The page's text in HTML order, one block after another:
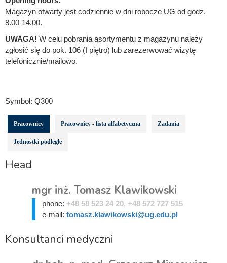
Magazyn otwarty jest codziennie w dni robocze UG od godz.
8.00-14.00.
UWAGA! W celu pobrania asortymentu z magazynu należy
zgłosić się do pok. 106 (I piętro) lub zarezerwować wizytę
telefonicznie/mailowo.
Symbol: Q300
Pracownicy Pracownicy - lista alfabetyczna Zadania
Jednostki podległe
Head
mgr inż. Tomasz Klawikowski
phone: +48 58 523 24 20, +48 572 727 515
e-mail: tomasz.klawikowski@ug.edu.pl
Konsultanci medyczni